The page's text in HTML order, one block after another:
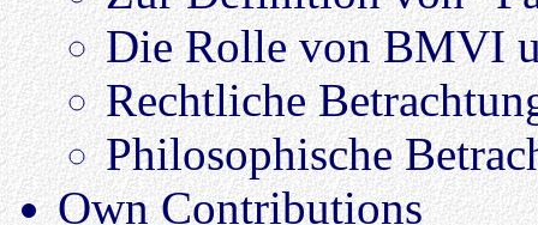
Die Rolle von BMVI
Rechtliche
Philosophische
Own Contributions